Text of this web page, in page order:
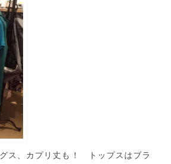
ス、カプリ丈も！ トップスはブラ